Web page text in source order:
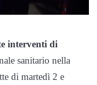
interventi di
sanitario nella
di martedì 2 e